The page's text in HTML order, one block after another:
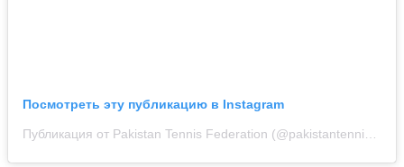
Посмотреть эту публикацию в Instagram